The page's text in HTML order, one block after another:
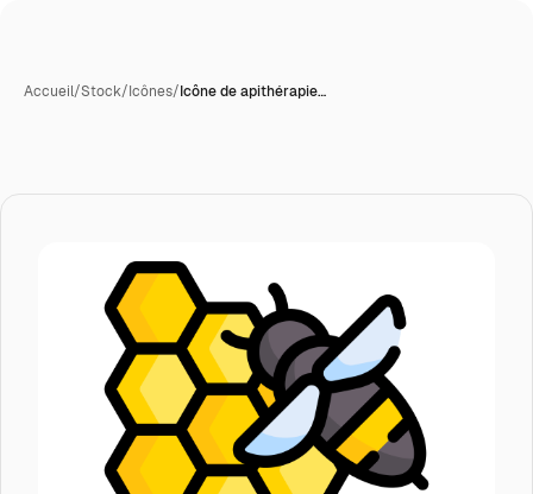
Accueil/Stock/Icônes/Icône de apithérapie…